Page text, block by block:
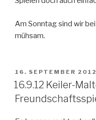
Am Sonntag sind wir
mühsam.
VERÖFFENTLICHT
AM
16. SEPTEMBER 2012
16.9.12 Keiler-